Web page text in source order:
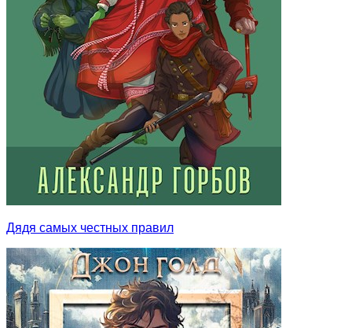
Дядя самых честных правил